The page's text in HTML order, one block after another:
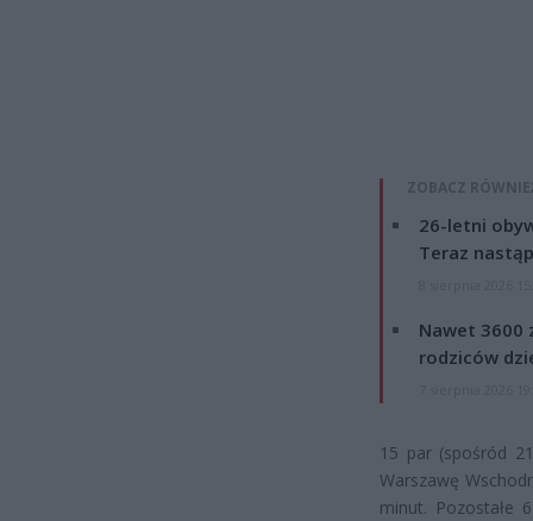
ZOBACZ
26-letni
Teraz
Nawet 3600
rodziców
15 par (spośród
Warszawę
minut. Pozostałe